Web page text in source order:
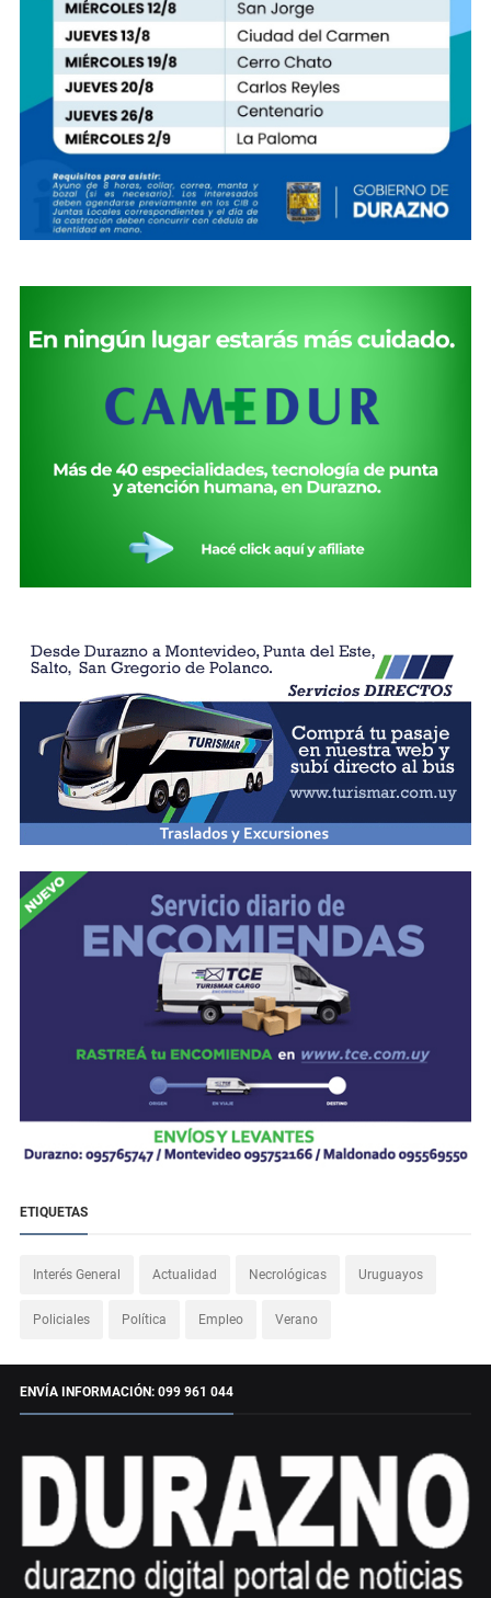
ETIQUETAS
Interés General Actualidad Necrológicas Uruguayos
Policiales Política Empleo Verano
ENVÍA INFORMACIÓN: 099 961 044